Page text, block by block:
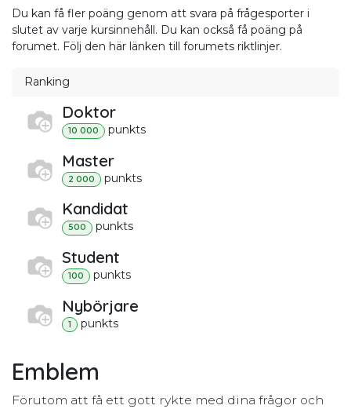
Du kan få fler poäng genom att svara på frågesporter i
slutet av varje kursinnehåll. Du kan också få poäng på
forumet. Följ den här länken till forumets riktlinjer.
Ranking
Doktor
10 000 punkts
Master
2 000 punkts
Kandidat
500 punkts
Student
100 punkts
Nybörjare
1 punkts
Emblem
Förutom att få ett gott rykte med dina frågor och